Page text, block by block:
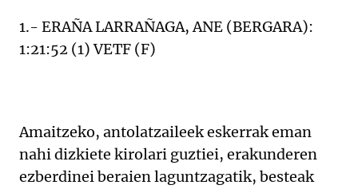
1.- ERAÑA LARRAÑAGA, ANE (BERGARA):
1:21:52 (1) VETF (F)
Amaitzeko, antolatzaileek eskerrak eman
nahi dizkiete kirolari guztiei, erakunderen
ezberdinei beraien laguntzagatik, besteak